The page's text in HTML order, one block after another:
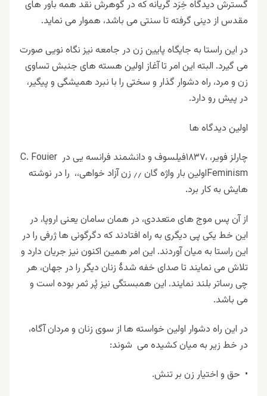
گسترش دیدگاه خِرَد گریانه که در گوهرش نقد همه باور های
مقدس از دینی گرفته تا سنتی می باشد، هموار می نماید.
در این راستا به جایگاه پایین زن در جامعه نیز نگاه نویی صورت
می گیرد. البته این امر تا آغاز اولین هسته های جنبش تساوی
زن و مرد، راه دشوار گذار و سختی را با نبرد همیشگی و پیگیر،
در پیش رو دارد.
اولین دیدگاه ها
چارلز فویر،
C. Fouier فیلسوف و دانشمند فرانسه یی در۱۸۳۷،
اولین بار واژه گان ٫٫ زن آزاد خواهی،،Feminism
را در نوشته
هایش به کار برد.
از آن پس موج های متعددی، در همان سامان یعنی اروپا، در
این خط یکی پی دیگری به راه افتادند که دگرگونی ها ژرفی را در
این راستا به میان آوردند. این امر همین اکنون نیز جریان دارد و
تلاش می نمایند تا صدای خفه شدهٔ زنان دیگر را در جهان، هر
چی رساتر بلند نمایند. این همبستگی نیز پُر ثمر بوده است و
می باشد.
در این راه دشوار اولین خواسته ها از سوی زنان و مردان آگاه،
در خط زیر به میان کشیده می شوند:
• حق و اختیار زن بر تنش.